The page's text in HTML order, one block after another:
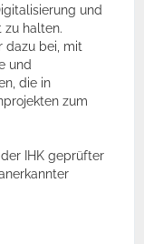
und
halten.
dazu bei, mit
und
die in
zum
IHK geprüfter